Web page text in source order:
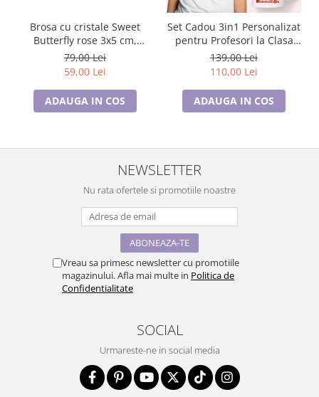
Brosa cu cristale Sweet
Butterfly rose 3x5 cm,
BR23.015, garantie 6 luni
79,00 Lei
59,00 Lei
ADAUGA IN COS
Set Cadou 3in1 Personalizat
pentru Profesori la Clasa
buburuzelor de 8 Martie
139,00 Lei
110,00 Lei
ADAUGA IN COS
NEWSLETTER
Nu rata ofertele si promotiile noastre
Vreau sa primesc newsletter cu promotiile
magazinului. Afla mai multe in Politica de
Confidentialitate
SOCIAL
Urmareste-ne in social media